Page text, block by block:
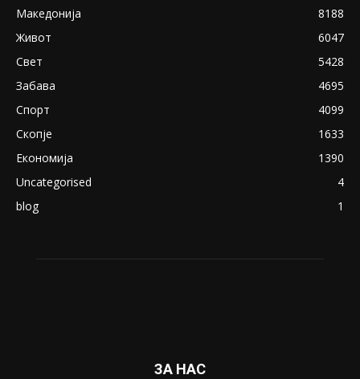
Македонија
8188
Живот
6047
Свет
5428
Забава
4695
Спорт
4099
Скопје
1633
Економија
1390
Uncategorised
4
blog
1
ЗА НАС